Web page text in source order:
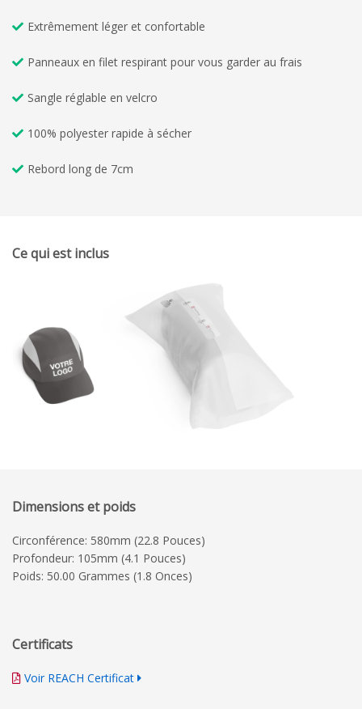
Extrêmement léger et confortable
Panneaux en filet respirant pour vous garder au frais
Sangle réglable en velcro
100% polyester rapide à sécher
Rebord long de 7cm
Ce qui est inclus
Dimensions et poids
Circonférence: 580mm (22.8 Pouces)
Profondeur: 105mm (4.1 Pouces)
Poids: 50.00 Grammes (1.8 Onces)
Certificats
Voir REACH Certificat